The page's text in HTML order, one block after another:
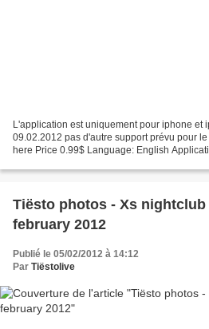
L'application est uniquement pour iphone et
09.02.2012 pas d'autre support prévu pour
here Price 0.99$ Language: English
Tiësto photos - Xs nightclub
february 2012
Publié le 05/02/2012 à 14:12
Par Tiëstolive